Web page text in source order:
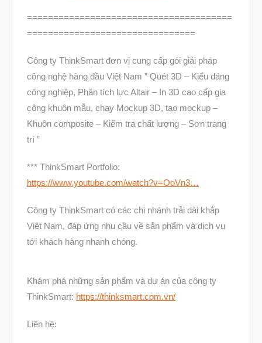
Giải pháp ô tô
in 3d cao cấp
Mô phỏng
Triển khai
Ứng dụng
=======================================
================================
Công ty ThinkSmart đơn vị cung cấp gói giải pháp
công nghệ hàng đầu Việt Nam ” Quét 3D – Kiểu dáng
công nghiệp, Phân tích lực Altair – In 3D cao cấp gia
công khuôn mẫu, chạy Mockup 3D, tạo mockup –
Khuôn composite – Kiểm tra chất lượng – Sơn trang
trí ”
*** ThinkSmart Portfolio:
https://www.youtube.com/watch?v=OoVn3…
Công ty ThinkSmart có các chi nhánh trải dài khắp
Việt Nam, đáp ứng nhu cầu về sản phẩm và dịch vụ
tới khách hàng nhanh chóng.
Khám phá những sản phẩm và dự án của công ty
ThinkSmart: https://thinksmart.com.vn/
Liên hệ: